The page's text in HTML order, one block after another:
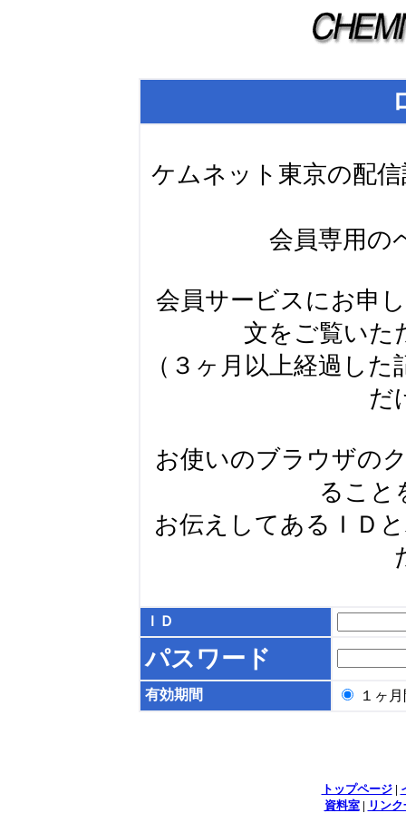
ケムネット東京の配信
会員専用の
会員サービスにお申
文をご覧いた
（３ヶ月以上経過し
だ
お使いのブラウザの
ること
お伝えしてあるＩＤ
ＩＤ
パスワード
有効期間 １ヶ
トップページ|
資料室| リン